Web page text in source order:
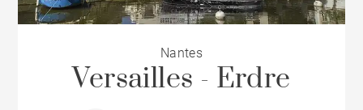
Nantes
Versailles - Erdre